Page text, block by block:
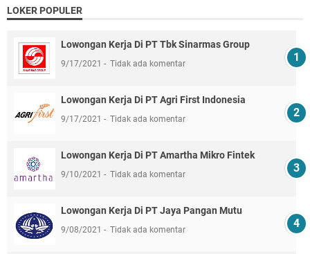
LOKER POPULER
Lowongan Kerja Di PT Tbk Sinarmas Group
9/17/2021 Tidak ada komentar
Lowongan Kerja Di PT Agri First Indonesia
9/17/2021 Tidak ada komentar
Lowongan Kerja Di PT Amartha Mikro Fintek
9/10/2021 Tidak ada komentar
Lowongan Kerja Di PT Jaya Pangan Mutu
9/08/2021 Tidak ada komentar